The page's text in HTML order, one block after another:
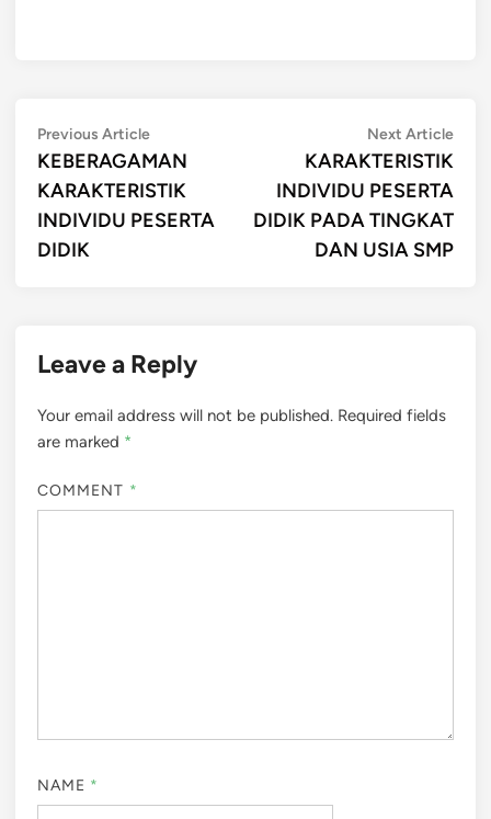
Post
navigation
Previous ArticlePrevious
article:
KEBERAGAMAN
KARAKTERISTIK
INDIVIDU PESERTA
DIDIK
Next ArticleNext
KARAKTERISTIK
INDIVIDU PESERTA
DIDIK PADA TINGKAT
DAN USIA SMP
Leave a Reply
Your email address will not be published. Required fields
are marked *
COMMENT *
NAME *